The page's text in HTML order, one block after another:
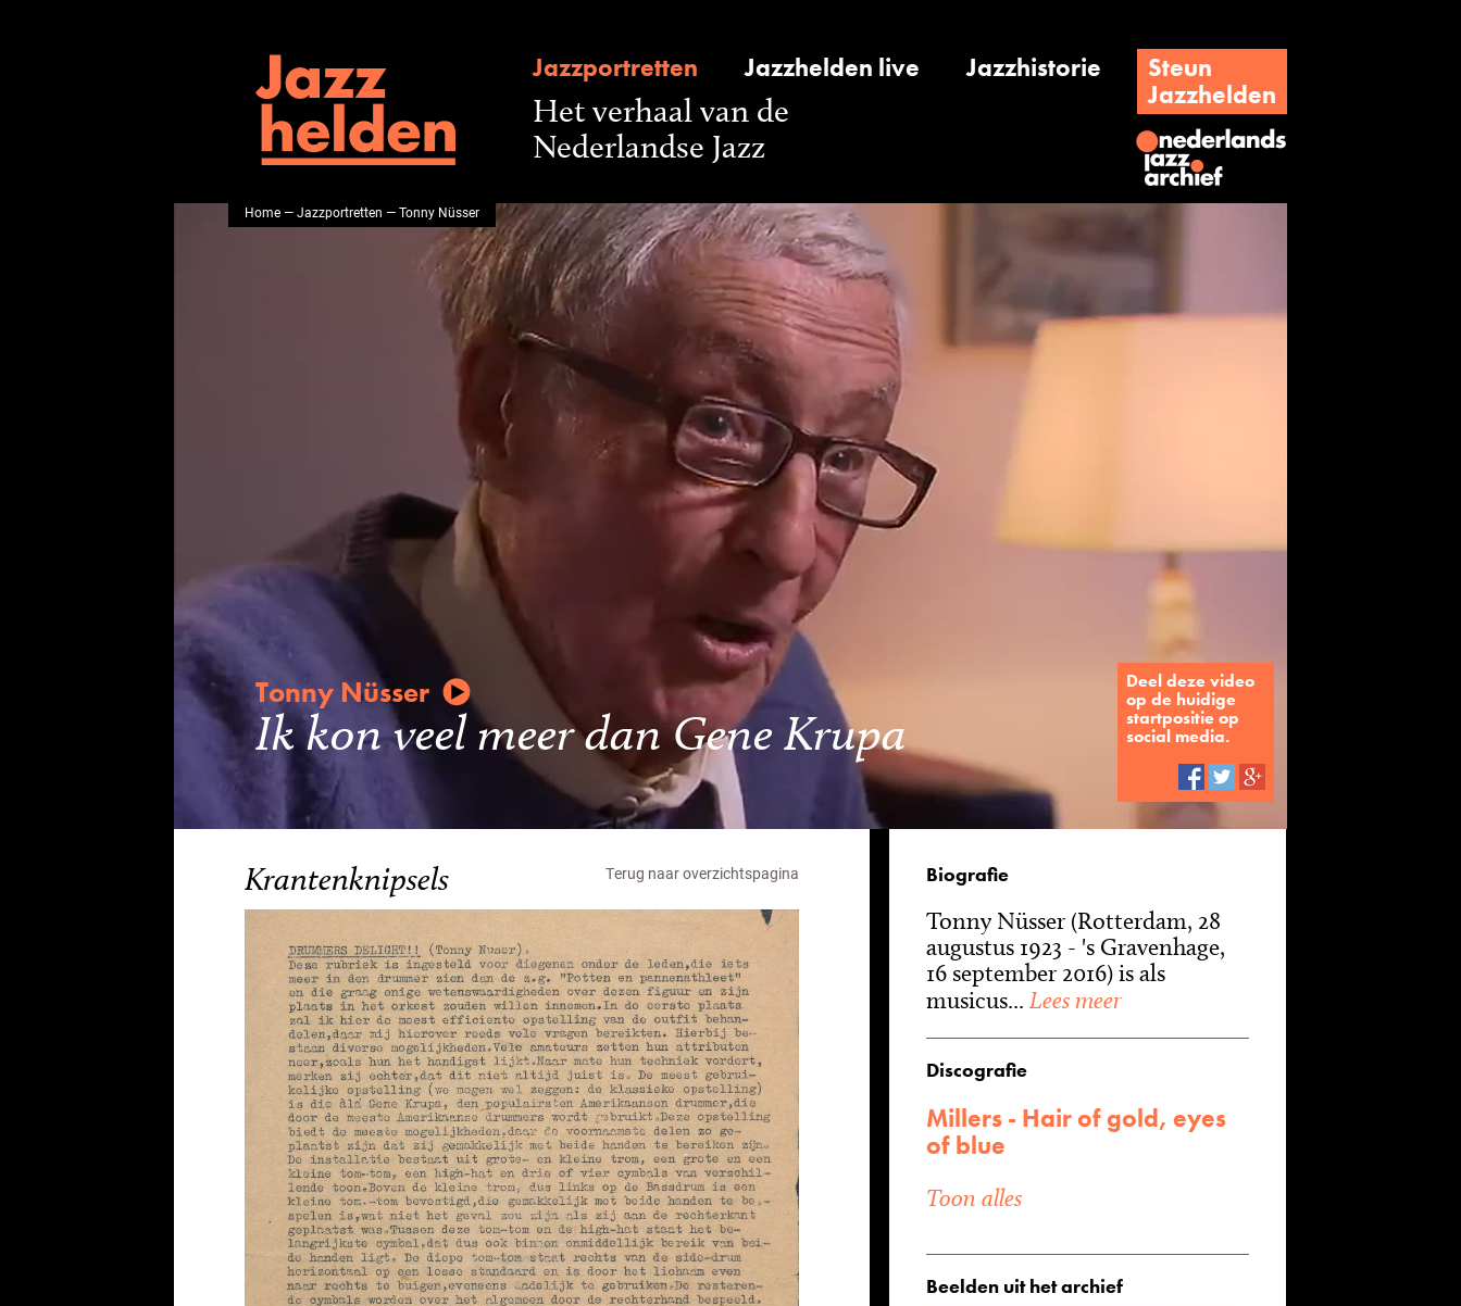
Jazzportretten Jazzhelden live Jazzhistorie
Steun
Jazzhelden
Het verhaal van de
Nederlandse Jazz
Home—Jazzportretten — Tonny Nüsser
Tonny Nüsser
Ik kon veel meer dan Gene Krupa
Deel deze video
op de huidige
startpositie op
social media.
Krantenknipsels Terug naar overzichtspagina Biografie
Tonny Nüsser (Rotterdam, 28
augustus 1923 - 's Gravenhage,
16 september 2016) is als
musicus... Lees meer
Discografie
Millers - Hair of gold, eyes
of blue
Toon alles
Beelden uit het archief